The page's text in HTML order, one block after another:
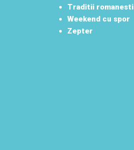
Traditii romanesti
Weekend cu spor
Zepter